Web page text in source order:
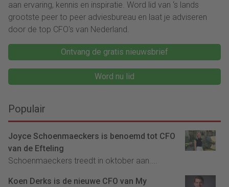
aan ervaring, kennis en inspiratie. Word lid van ‘s lands
grootste peer to peer adviesbureau en laat je adviseren
door de top CFO's van Nederland.
Ontvang de gratis nieuwsbrief
Word nu lid
Populair
Joyce Schoenmaeckers is benoemd tot CFO
van de Efteling
Schoenmaeckers treedt in oktober aan....
Koen Derks is de nieuwe CFO van My